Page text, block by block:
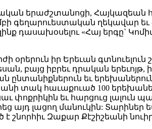
երաժշտանոցի,
գեղարուեստական ղեկավար եւ
դասախօսելու «Հայ երգը`
իր Երեւան գտնուելուն
բայց իբրեւ դրական
ընտանիքներուն եւ
տակ հաւաքուած 100
փոքրիկին եւ հարցուց
այդ լացող մանուկին:
շնորհիւ Զաքար Քէշիշեանի